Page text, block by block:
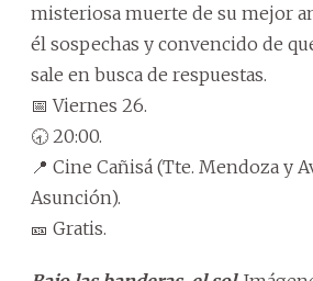
misteriosa muerte de su mejor
él sospechas y convencido de
sale en busca de respuestas.
📅 Viernes 26.
🕣 20:00.
📍 Cine Cañisá (Tte. Mendoza y
Asunción).
🎫 Gratis.